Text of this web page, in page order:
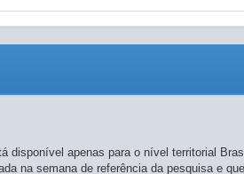
disponível apenas para o nível territorial
na semana de referência da pesquisa e